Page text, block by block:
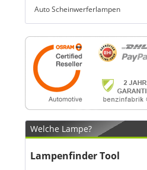
Auto Scheinwerferlampen
Welche Lampe?
Lampenfinder Tool